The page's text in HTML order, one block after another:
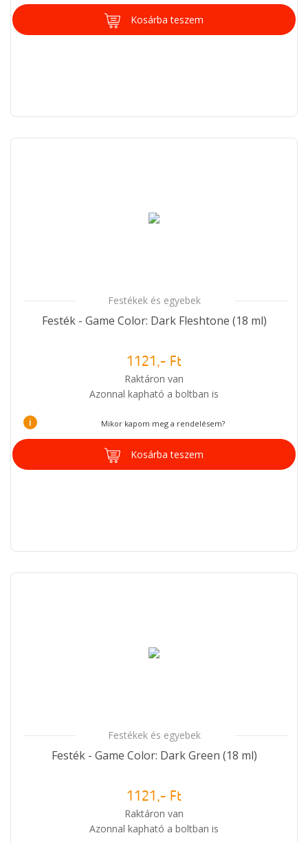
Kosárba teszem
Festékek és egyebek
Festék - Game Color: Dark Fleshtone (18 ml)
1121,- Ft
Raktáron van
Azonnal kapható a boltban is
i Mikor kapom meg a rendelésem?
Kosárba teszem
Festékek és egyebek
Festék - Game Color: Dark Green (18 ml)
1121,- Ft
Raktáron van
Azonnal kapható a boltban is